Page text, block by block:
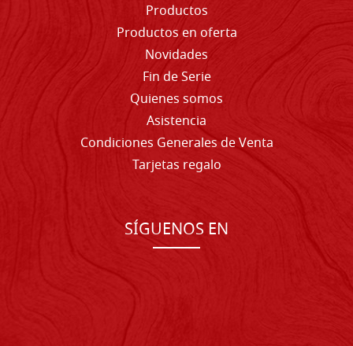
Productos
Productos en oferta
Novidades
Fin de Serie
Quienes somos
Asistencia
Condiciones Generales de Venta
Tarjetas regalo
SÍGUENOS EN